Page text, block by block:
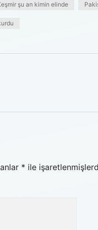
şu an kimin elinde
* ile